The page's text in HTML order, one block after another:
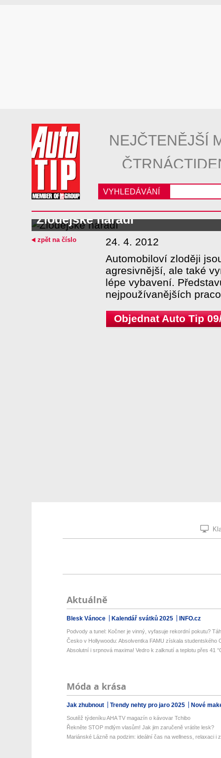
NEJČTENĚJŠÍ
VYHLEDÁVÁNÍ
Zlodějské nářadí
24. 4. 2012
Automobiloví zloději
agresivnější, ale také
lépe vybavení.
nejpoužívanějších
Objednat Auto Tip
zpět na číslo
Aktuálně
Blesk Vánoce Kalendář svátků 2025 INFO.cz
Podvody a tunel: Kočner je vinný, vyfasuje rekordní pokutu?
Česko v Hollywoodu: Absolventka FAMU získala studentského
Absolutní i srpnová maxima! Vedro k zalknutí a teplotu přes 41
Móda a krása
Jak zhubnout Trendy nehty pro jaro 2025 Nové
Soutěž týdeníku AHA TV magazín o kávovar Tchibo
Řekněte STOP mdlým vlasům! Jak jim zaručeně vrátíte lesk?
Mariánské Lázně na podzim: ideální čas na wellness, relaxaci i